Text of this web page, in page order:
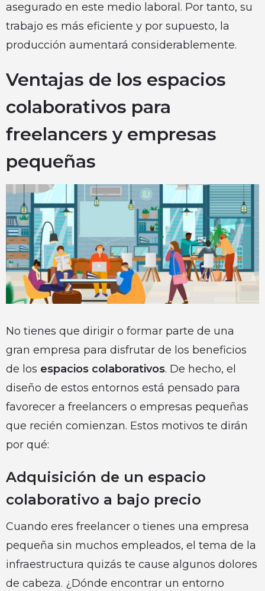
asegurado en este medio laboral. Por tanto, su
trabajo es más eficiente y por supuesto, la
producción aumentará considerablemente.
Ventajas de los espacios
colaborativos para
freelancers y empresas
pequeñas
No tienes que dirigir o formar parte de una
gran empresa para disfrutar de los beneficios
de los espacios colaborativos. De hecho, el
diseño de estos entornos está pensado para
favorecer a freelancers o empresas pequeñas
que recién comienzan. Estos motivos te dirán
por qué:
Adquisición de un espacio
colaborativo a bajo precio
Cuando eres freelancer o tienes una empresa
pequeña sin muchos empleados, el tema de la
infraestructura quizás te cause algunos dolores
de cabeza. ¿Dónde encontrar un entorno